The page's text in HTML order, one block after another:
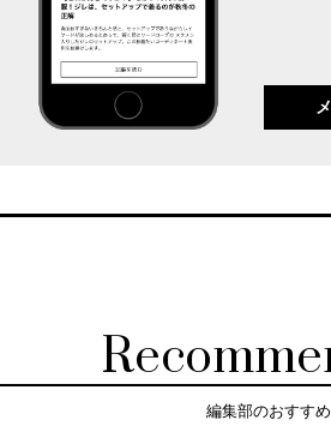
編集部のおすすめ